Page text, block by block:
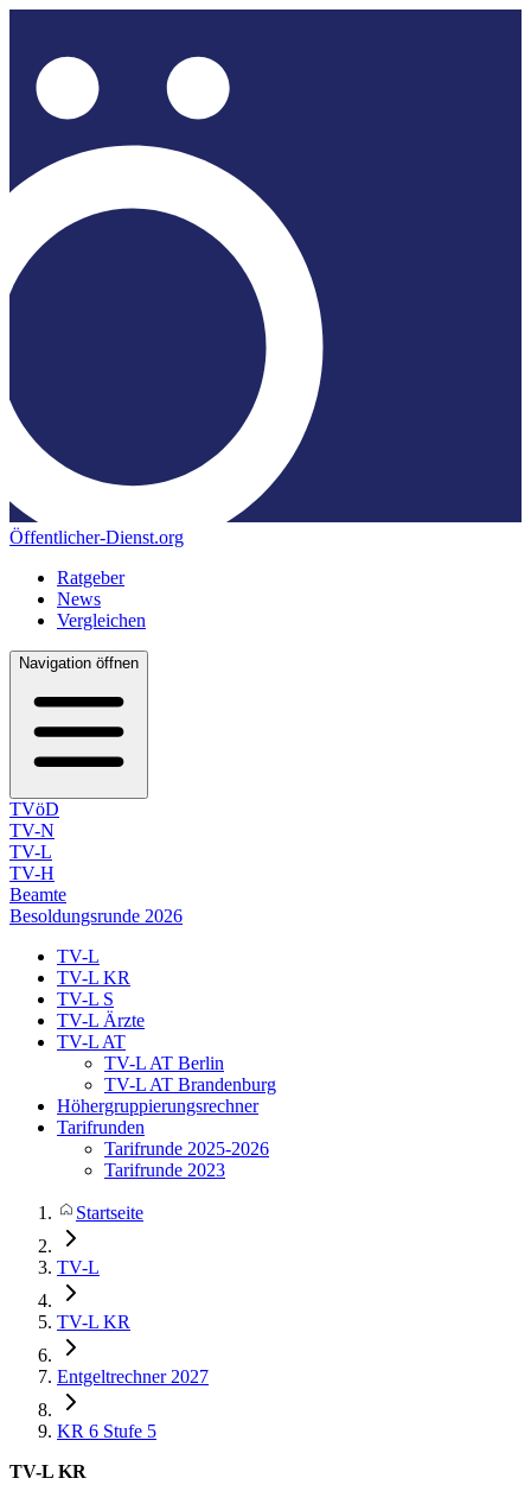
Öffentlicher-Dienst.org
Ratgeber
News
Vergleichen
Navigation öffnen
TVöD
TV-N
TV-L
TV-H
Beamte
Besoldungsrunde 2026
TV-L
TV-L KR
TV-L S
TV-L Ärzte
TV-L AT
TV-L AT Berlin
TV-L AT Brandenburg
Höhergruppierungsrechner
Tarifrunden
Tarifrunde 2025-2026
Tarifrunde 2023
Startseite
TV-L
TV-L KR
Entgeltrechner 2027
KR 6 Stufe 5
TV-L KR